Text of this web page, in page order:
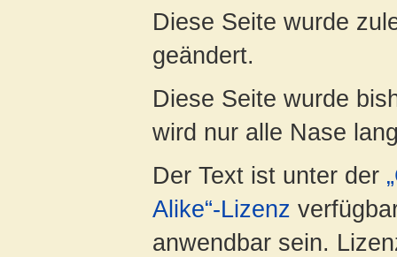
Diese Seite wurde
geändert.
Diese Seite wurde
wird nur alle Nase
Der Text ist unter der
Alike“-Lizenz
anwendbar sein.